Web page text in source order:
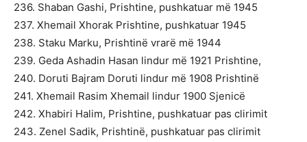
236. Shaban Gashi, Prishtine, pushkatuar më 1945
237. Xhemail Xhorak Prishtine, pushkatuar 1945
238. Staku Marku, Prishtinë vrarë më 1944
239. Geda Ashadin Hasan lindur më 1921 Prishtine,
240. Doruti Bajram Doruti lindur më 1908 Prishtinë
241. Xhemail Rasim Xhemail lindur 1900 Sjenicë
242. Xhabiri Halim, Prishtine, pushkatuar pas clirimit
243. Zenel Sadik, Prishtinë, pushkatuar pas clirimit